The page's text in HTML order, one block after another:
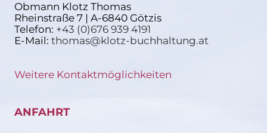
Obmann Klotz Thomas
Rheinstraße 7 | A-6840 Götzis
Telefon: +43 (0)676 939 4191
E-Mail: thomas@klotz-buchhaltung.at
Weitere Kontaktmöglichkeiten
ANFAHRT